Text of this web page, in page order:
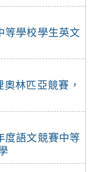
等學校學生英文
林匹亞競賽，
度語文競賽中等